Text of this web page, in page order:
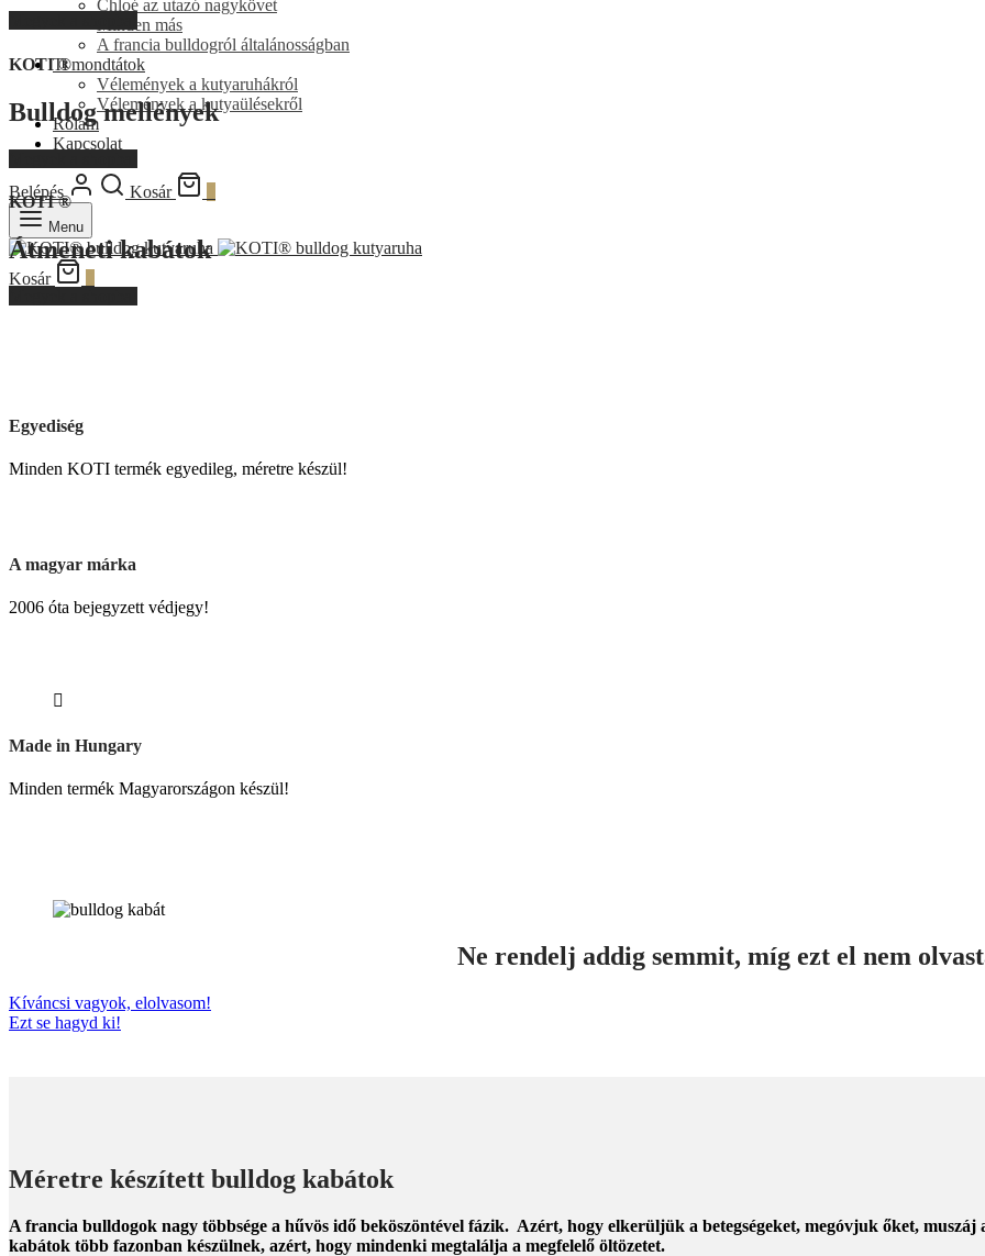
Chloé az utazó nagykövet
Minden más
A francia bulldogról általánosságban
Ti mondtátok
Vélemények a kutyaruhákról
Vélemények a kutyaülésekről
Rólam
Kapcsolat
Belépés Kosár
Menu
Kosár
KOTI ®
Bulldog mellények
KOTI ®
Átmeneti kabátok
Egyediség
Minden KOTI termék egyedileg, méretre készül!
A magyar márka
2006 óta bejegyzett védjegy!
Made in Hungary
Minden termék Magyarországon készül!
Ne rendelj addig semmit, míg ezt el nem
Kíváncsi vagyok, elolvasom!
Ezt se hagyd ki!
Méretre készített bulldog kabátok
A francia bulldogok nagy többsége a hűvös idő beköszöntével fázik. Azért, hogy elkerüljük a betegségeket, megóvjuk őket,
kabátok több fazonban készülnek, azért, hogy mindenki megtalálja a megfelelő öltözetet.